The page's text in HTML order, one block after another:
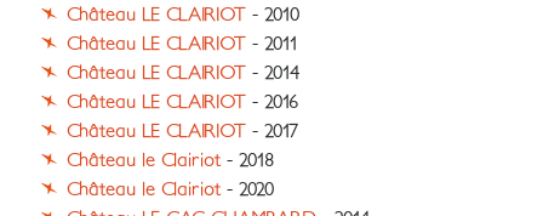
Château LE CLAIRIOT - 2010
Château LE CLAIRIOT - 2011
Château LE CLAIRIOT - 2014
Château LE CLAIRIOT - 2016
Château LE CLAIRIOT - 2017
Château le Clairiot - 2018
Château le Clairiot - 2020